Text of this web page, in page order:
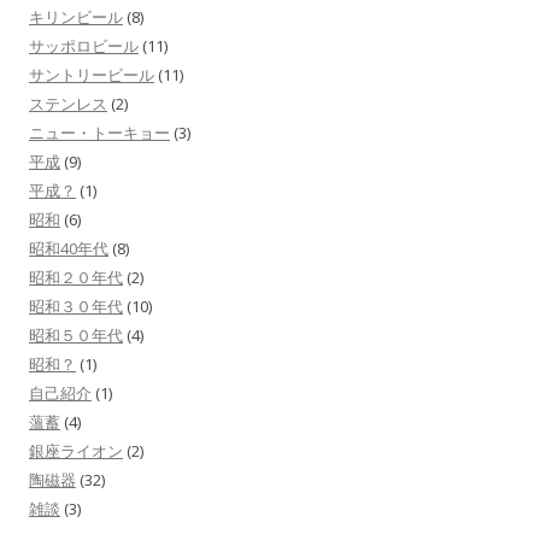
キリンビール (8)
サッポロビール (11)
サントリービール (11)
ステンレス (2)
ニュー・トーキョー (3)
平成 (9)
平成？ (1)
昭和 (6)
昭和40年代 (8)
昭和２０年代 (2)
昭和３０年代 (10)
昭和５０年代 (4)
昭和？ (1)
自己紹介 (1)
薀蓄 (4)
銀座ライオン (2)
陶磁器 (32)
雑談 (3)